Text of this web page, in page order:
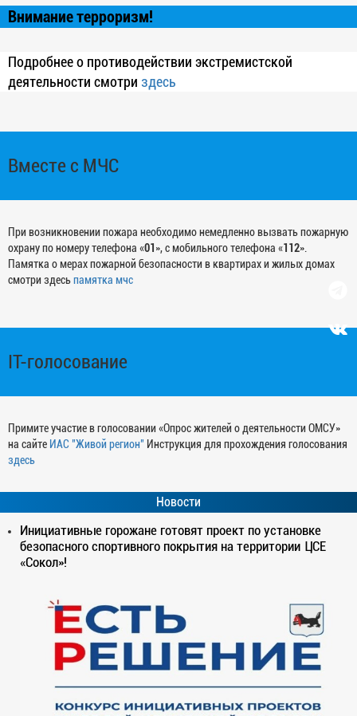
Внимание терроризм!
Подробнее о противодействии экстремистской
деятельности смотри здесь
Вместе с МЧС
При возникновении пожара необходимо немедленно вызвать пожарную
охрану по номеру телефона «01 », с мобильного телефона «112».
Памятка о мерах пожарной безопасности в квартирах и жилых домах
смотри здесьпамятка мчс
IT-голосование
Примите участие в голосовании «Опрос жителей о деятельности ОМСУ»
на сайте ИАС "Живой регион" Инструкция для прохождения голосования
здесь
Новости
Инициативные горожане готовят проект по установке
безопасного спортивного покрытия на территории ЦСЕ
«Сокол»!